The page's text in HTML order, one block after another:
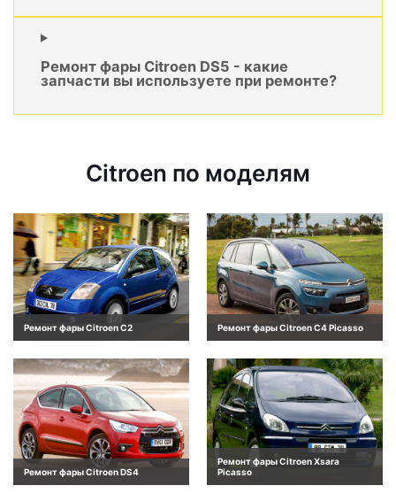
Ремонт фары Citroen DS5 - какие
запчасти вы используете при ремонте?
Citroen по моделям
Ремонт фары Citroen C2 Ремонт фары Citroen C4 Picasso
Ремонт фары Citroen DS4
Ремонт фары Citroen Xsara
Picasso